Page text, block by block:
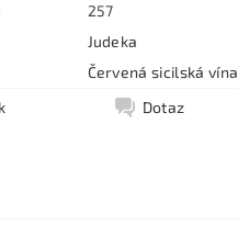
257
Judeka
Červená sicilská vína
Dotaz